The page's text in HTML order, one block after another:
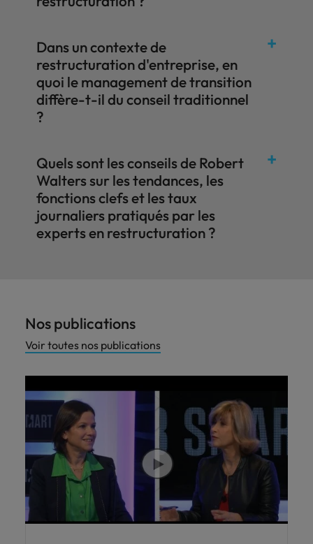
Dans un contexte de
restructuration d'entreprise, en
quoi le management de transition
diffère-t-il du conseil traditionnel
?
Quels sont les conseils de Robert
Walters sur les tendances, les
fonctions clefs et les taux
journaliers pratiqués par les
experts en restructuration ?
Nos publications
Voir toutes nos publications